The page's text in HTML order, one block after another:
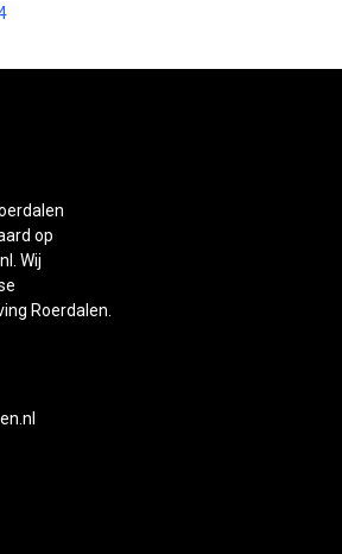
op
Wij
Roerdalen.